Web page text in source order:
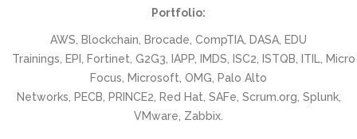
Portfolio:
AWS, Blockchain, Brocade, CompTIA, DASA, EDU
Trainings, EPI, Fortinet, G2G3, IAPP, IMDS, ISC2, ISTQB, ITIL, Micro
Focus, Microsoft, OMG, Palo Alto
Networks, PECB, PRINCE2, Red Hat, SAFe, Scrum.org, Splunk,
VMware, Zabbix.